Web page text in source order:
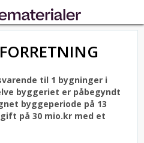
til 1 bygninger i
byggeriet er påbegyndt
byggeperiode på 13
på 30 mio.kr med et